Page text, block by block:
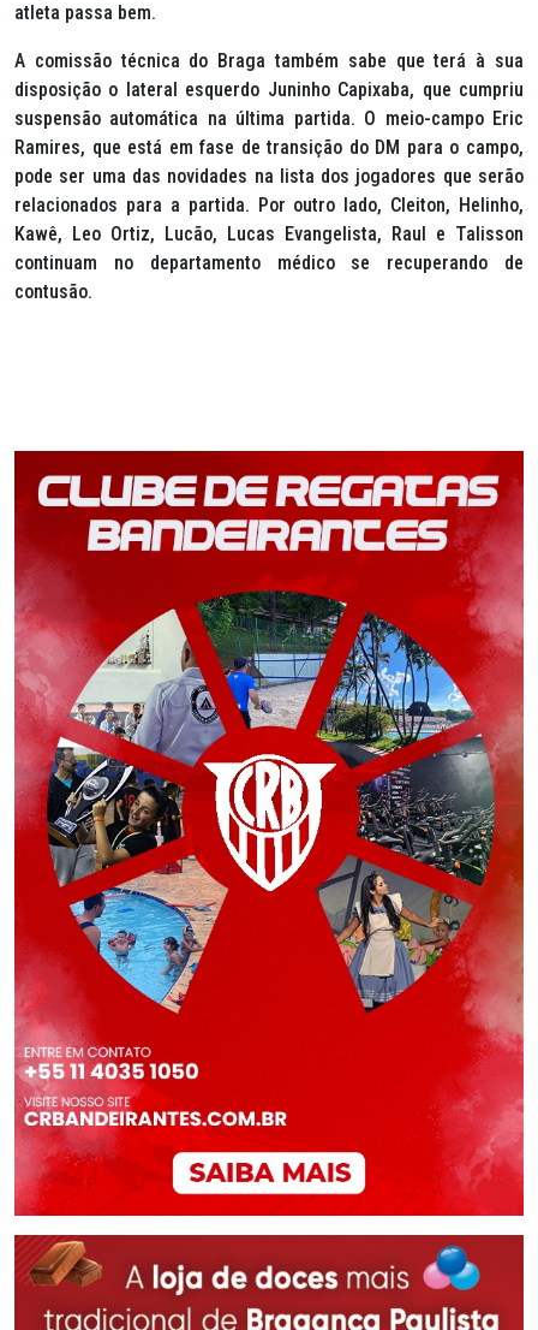
atleta passa bem.
A comissão técnica do Braga também sabe que terá à sua
disposição o lateral esquerdo Juninho Capixaba, que cumpriu
suspensão automática na última partida. O meio-campo Eric
Ramires, que está em fase de transição do DM para o campo,
pode ser uma das novidades na lista dos jogadores que serão
relacionados para a partida. Por outro lado, Cleiton, Helinho,
Kawê, Leo Ortiz, Lucão, Lucas Evangelista, Raul e Talisson
continuam no departamento médico se recuperando de
contusão.